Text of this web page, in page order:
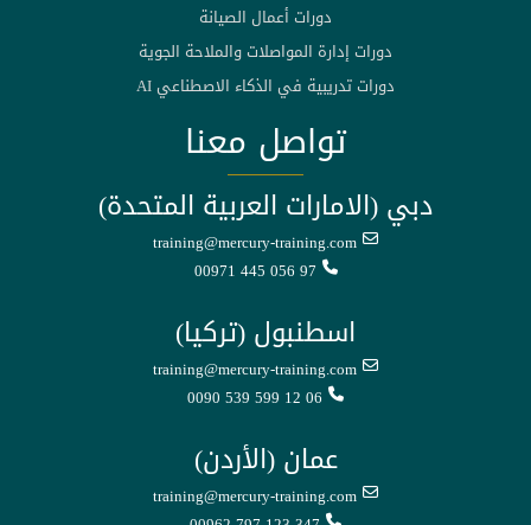
دورات أعمال الصيانة
دورات إدارة المواصلات والملاحة الجوية
دورات تدريبية في الذكاء الاصطناعي AI
تواصل معنا
دبي (الامارات العربية المتحدة)
training@mercury-training.com
00971 445 056 97
اسطنبول (تركيا)
training@mercury-training.com
0090 539 599 12 06
عمان (الأردن)
training@mercury-training.com